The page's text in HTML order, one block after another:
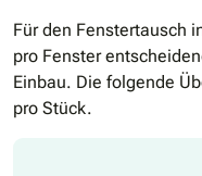
Für den Fenstertausch
pro Fenster
Einbau. Die folgende
pro Stück.